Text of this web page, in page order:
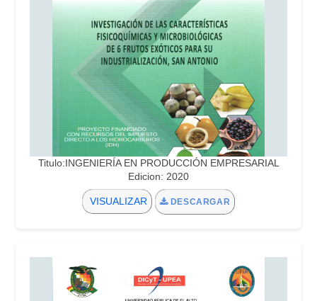
Titulo:INGENIERÍA EN PRODUCCIÓN EMPRESARIAL
Edicion: 2020
VISUALIZAR DESCARGAR